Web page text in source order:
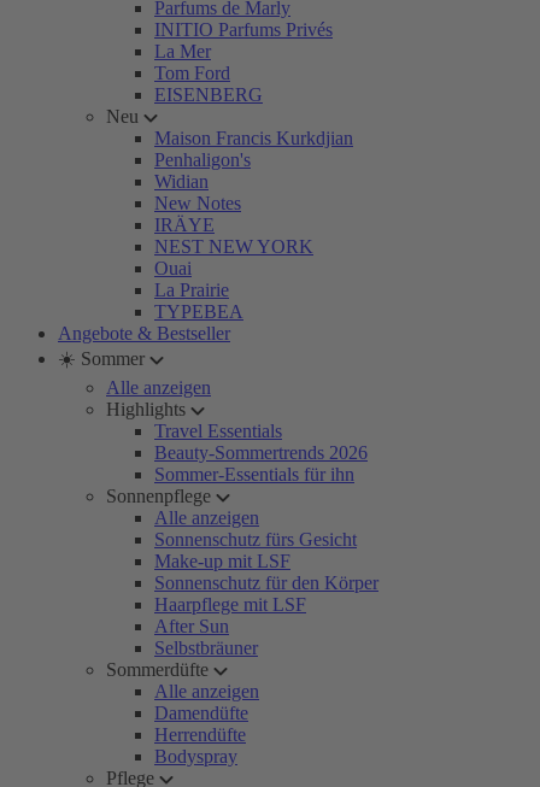
Parfums de Marly
INITIO Parfums Privés
La Mer
Tom Ford
EISENBERG
Neu
Maison Francis Kurkdjian
Penhaligon's
Widian
New Notes
IRÄYE
NEST NEW YORK
Ouai
La Prairie
TYPEBEA
Angebote & Bestseller
☀️ Sommer
Alle anzeigen
Highlights
Travel Essentials
Beauty-Sommertrends 2026
Sommer-Essentials für ihn
Sonnenpflege
Alle anzeigen
Sonnenschutz fürs Gesicht
Make-up mit LSF
Sonnenschutz für den Körper
Haarpflege mit LSF
After Sun
Selbstbräuner
Sommerdüfte
Alle anzeigen
Damendüfte
Herrendüfte
Bodyspray
Pflege